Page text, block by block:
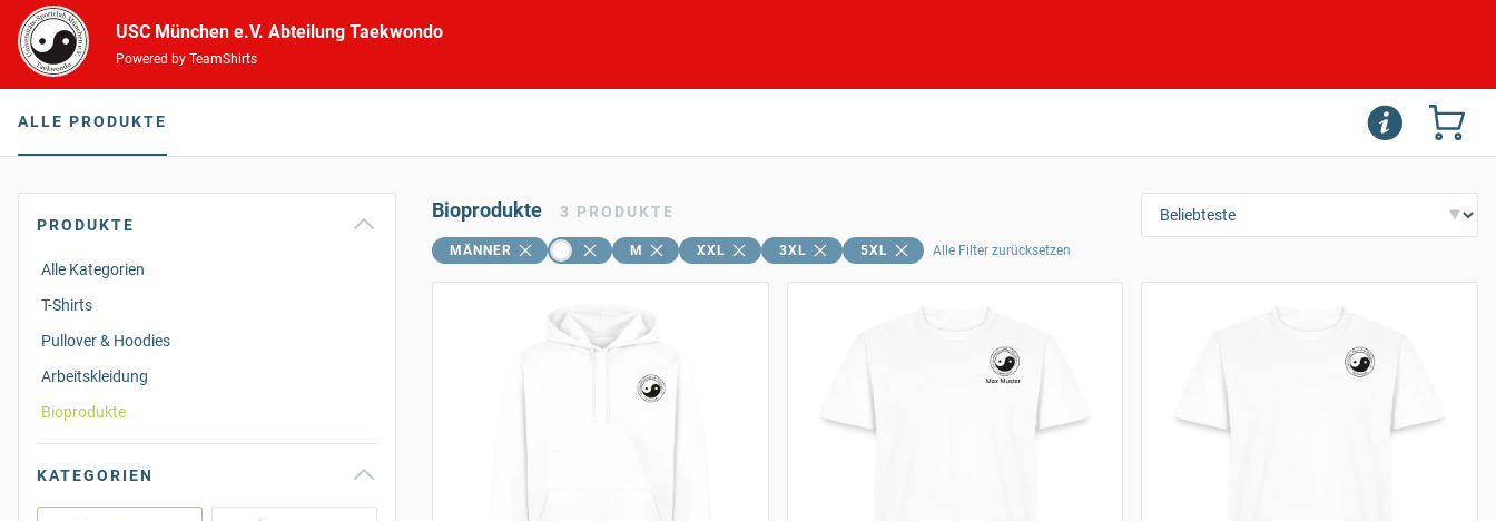
USC München e.V. Abteilung Taekwondo
Powered by TeamShirts
ALLE PRODUKTE
PRODUKTE
Alle Kategorien
T-Shirts
Pullover & Hoodies
Arbeitskleidung
Bioprodukte
KATEGORIEN
Bioprodukte 3 PRODUKTE
MÄNNER M XXL 3XL 5XL Alle Filter zurücksetzen